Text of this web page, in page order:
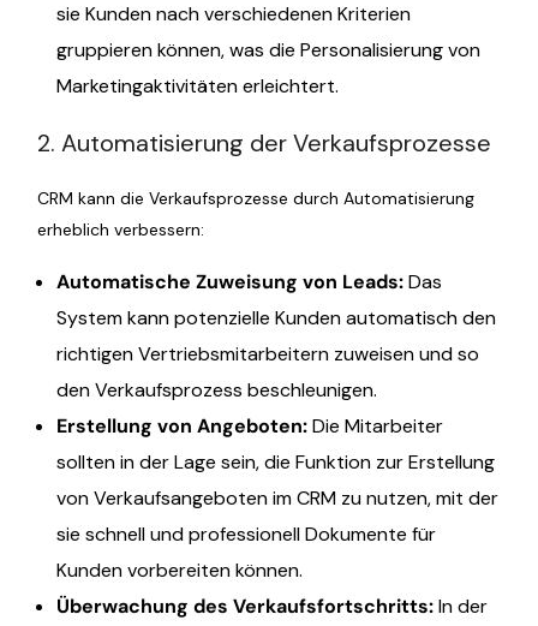
sie Kunden nach verschiedenen Kriterien
gruppieren können, was die Personalisierung von
Marketingaktivitäten erleichtert.
2. Automatisierung der Verkaufsprozesse
CRM kann die Verkaufsprozesse durch Automatisierung
erheblich verbessern:
Automatische Zuweisung von Leads:Das
System kann potenzielle Kunden automatisch den
richtigen Vertriebsmitarbeitern zuweisen und so
den Verkaufsprozess beschleunigen.
Erstellung von Angeboten:Die Mitarbeiter
sollten in der Lage sein, die Funktion zur Erstellung
von Verkaufsangeboten im CRM zu nutzen, mit der
sie schnell und professionell Dokumente für
Kunden vorbereiten können.
Überwachung des Verkaufsfortschritts:In der